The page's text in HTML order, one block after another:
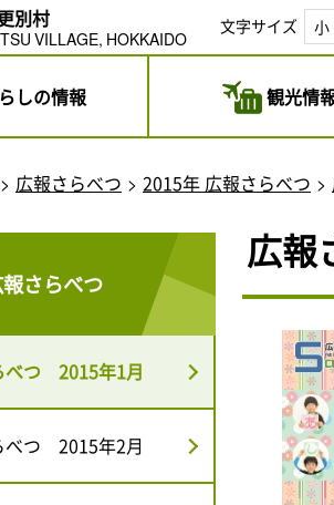
別村
VILLAGE, HOKKAIDO
文字サイズ 小
しの情報 観光情
広報さらべつ 2015年 広報さらべつ
広報
さらべつ
べつ 2015年1月
べつ 2015年2月